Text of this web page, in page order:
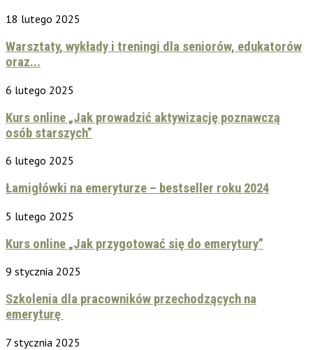
18 lutego 2025
Warsztaty, wykłady i treningi dla seniorów, edukatorów
oraz...
6 lutego 2025
Kurs online „Jak prowadzić aktywizację poznawczą
osób starszych”
6 lutego 2025
Łamigłówki na emeryturze – bestseller roku 2024
5 lutego 2025
Kurs online „Jak przygotować się do emerytury”
9 stycznia 2025
Szkolenia dla pracowników przechodzących na
emeryturę
7 stycznia 2025